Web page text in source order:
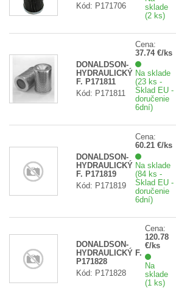
Kód: P171706
sklade
(2 ks)
DONALDSON-
HYDRAULICKÝ
F. P171811
Kód: P171811
Cena:
37.74 €/ks
Na sklade
(23 ks -
Sklad EU -
doručenie
6dní)
DONALDSON-
HYDRAULICKÝ
F. P171819
Kód: P171819
Cena:
60.21 €/ks
Na sklade
(84 ks -
Sklad EU -
doručenie
6dní)
DONALDSON-
HYDRAULICKÝ F.
P171828
Kód: P171828
Cena:
120.78
€/ks
Na
sklade
(1 ks)